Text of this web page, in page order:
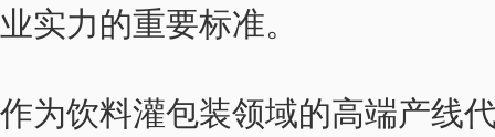
业实力的重要标准。
作为饮料灌包装领域的高端产线